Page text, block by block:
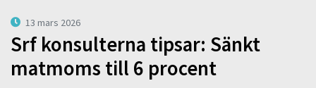
13 mars 2026
Srf konsulterna tipsar: Sänkt
matmoms till 6 procent